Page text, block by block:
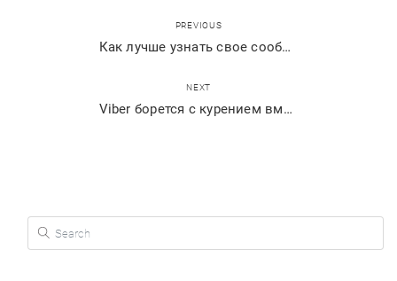
PREVIOUS
Как лучше узнать свое сообщество и его аудиторию
NEXT
Viber борется с курением вместе с ВОЗ
Search for: